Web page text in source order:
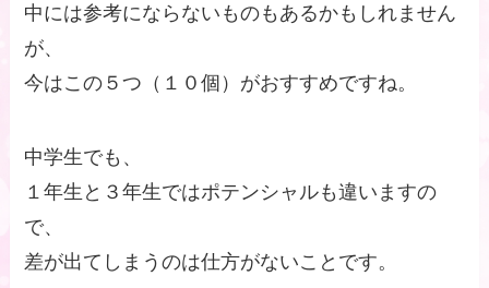
中には参考にならないものもあるかもしれません
が、
今はこの５つ（１０個）がおすすめですね。
中学生でも、
１年生と３年生ではポテンシャルも違いますの
で、
差が出てしまうのは仕方がないことです。